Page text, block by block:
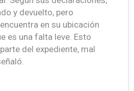
y devuelto, pero
en su ubicación
es una falta leve. Esto
del expediente, mal